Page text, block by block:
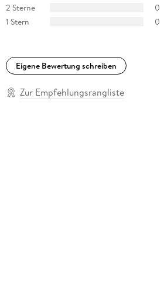
2 Sterne
0
1 Stern
0
Eigene Bewertung schreiben
Zur Empfehlungsrangliste